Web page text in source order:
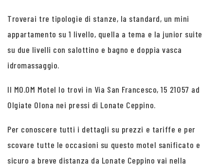
Troverai tre tipologie di stanze, la standard, un mini
appartamento su 1 livello, quella a tema e la junior suite
su due livelli con salottino e bagno e doppia vasca
idromassaggio.
Il MO.OM Motel lo trovi in Via San Francesco, 15 21057 ad
Olgiate Olona nei pressi di Lonate Ceppino.
Per conoscere tutti i dettagli su prezzi e tariffe e per
scovare tutte le occasioni su questo motel sanificato e
sicuro a breve distanza da Lonate Ceppino vai nella